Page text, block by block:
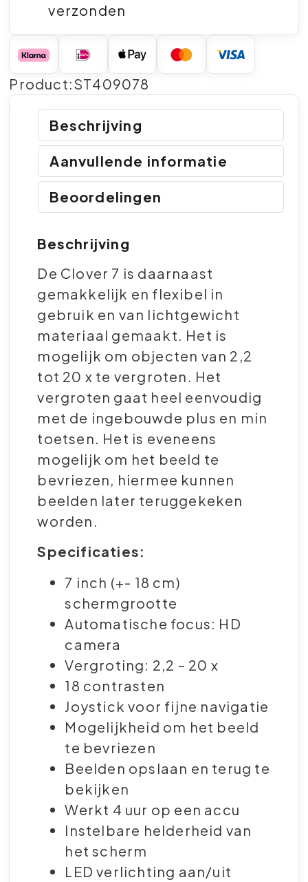
verzonden
Product:ST409078
Beschrijving
Aanvullende informatie
Beoordelingen
Beschrijving
De Clover 7 is daarnaast
gemakkelijk en flexibel in
gebruik en van lichtgewicht
materiaal gemaakt. Het is
mogelijk om objecten van 2,2
tot 20 x te vergroten. Het
vergroten gaat heel eenvoudig
met de ingebouwde plus en min
toetsen. Het is eveneens
mogelijk om het beeld te
bevriezen, hiermee kunnen
beelden later teruggekeken
worden.
Specificaties:
7 inch (+- 18 cm)
schermgrootte
Automatische focus: HD
camera
Vergroting: 2,2 – 20 x
18 contrasten
Joystick voor fijne navigatie
Mogelijkheid om het beeld
te bevriezen
Beelden opslaan en terug te
bekijken
Werkt 4 uur op een accu
Instelbare helderheid van
het scherm
LED verlichting aan/uit